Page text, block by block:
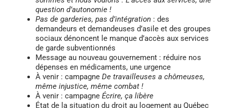
question d’autonomie !
Pas de garderies, pas d’intégration : des
demandeurs et demandeuses d’asile et des groupes
sociaux dénoncent le manque d’accès aux services
de garde subventionnés
Message au nouveau gouvernement : réduire nos
dépenses en médicaments, une urgence
À venir : campagne De travailleuses a chômeuses,
même injustice, même combat !
À venir : campagne Écrire, ça libère
État de la situation du droit au logement au Québec